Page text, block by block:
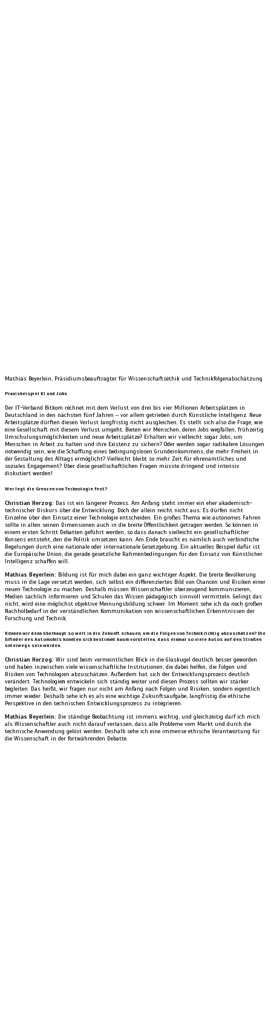
Mathias Beyerlein, Präsidiumsbeauftragter für Wissenschaftsethik und Technikfolgenabschätzung
Praxisbeispiel KI und Jobs
Der IT-Verband Bitkom rechnet mit dem Verlust von drei bis vier Millionen Arbeitsplätzen in
Deutschland in den nächsten fünf Jahren – vor allem getrieben durch Künstliche Intelligenz. Neue
Arbeitsplätze dürften diesen Verlust langfristig nicht ausgleichen. Es stellt sich also die Frage, wie
eine Gesellschaft mit diesem Verlust umgeht. Bieten wir Menschen, deren Jobs wegfallen, frühzeitig
Umschulungsmöglichkeiten und neue Arbeitsplätze? Erhalten wir vielleicht sogar Jobs, um
Menschen in Arbeit zu halten und ihre Existenz zu sichern? Oder werden sogar radikalere Lösungen
notwendig sein, wie die Schaffung eines bedingungslosen Grundeinkommens, die mehr Freiheit in
der Gestaltung des Alltags ermöglicht? Vielleicht bleibt so mehr Zeit für ehrenamtliches und
soziales Engagement? Über diese gesellschaftlichen Fragen müsste dringend und intensiv
diskutiert werden!
Wer legt die Grenzen von Technologie fest?
Christian Herzog: Das ist ein längerer Prozess. Am Anfang steht immer ein eher akademisch-
technischer Diskurs über die Entwicklung. Doch der allein reicht nicht aus. Es dürfen nicht
Einzelne über den Einsatz einer Technologie entscheiden. Ein großes Thema wie autonomes Fahren
sollte in allen seinen Dimensionen auch in die breite Öffentlichkeit getragen werden. So können in
einem ersten Schritt Debatten geführt werden, so dass danach vielleicht ein gesellschaftlicher
Konsens entsteht, den die Politik umsetzen kann. Am Ende braucht es nämlich auch verbindliche
Regelungen durch eine nationale oder internationale Gesetzgebung. Ein aktuelles Beispiel dafür ist
die Europäische Union, die gerade gesetzliche Rahmenbedingungen für den Einsatz von Künstlicher
Intelligenz schaffen will.
Mathias Beyerlein: Bildung ist für mich dabei ein ganz wichtiger Aspekt. Die breite Bevölkerung
muss in die Lage versetzt werden, sich selbst ein differenziertes Bild von Chancen und Risiken einer
neuen Technologie zu machen. Deshalb müssen Wissenschaftler überzeugend kommunizieren,
Medien sachlich informieren und Schulen das Wissen pädagogisch sinnvoll vermitteln. Gelingt das
nicht, wird eine möglichst objektive Meinungsbildung schwer. Im Moment sehe ich da noch großen
Nachholbedarf in der verständlichen Kommunikation von wissenschaftlichen Erkenntnissen der
Forschung und Technik.
Können wir denn überhaupt so weit in die Zukunft schauen, um die Folgen von Technik richtig abzuschätzen? Die
Erfinder des Automobils konnten sich bestimmt kaum vorstellen, dass einmal so viele Autos auf den Straßen
unterwegs sein würden.
Christian Herzog: Wir sind beim vermeintlichen Blick in die Glaskugel deutlich besser geworden
und haben inzwischen viele wissenschaftliche Institutionen, die dabei helfen, die Folgen und
Risiken von Technologien abzuschätzen. Außerdem hat sich der Entwicklungsprozess deutlich
verändert. Technologien entwickeln sich ständig weiter und diesen Prozess sollten wir stärker
begleiten. Das heißt, wir fragen nur nicht am Anfang nach Folgen und Risiken, sondern eigentlich
immer wieder. Deshalb sehe ich es als eine wichtige Zukunftsaufgabe, langfristig die ethische
Perspektive in den technischen Entwicklungsprozess zu integrieren.
Mathias Beyerlein: Die ständige Beobachtung ist immens wichtig, und gleichzeitig darf ich mich
als Wissenschaftler auch nicht darauf verlassen, dass alle Probleme vom Markt und durch die
technische Anwendung gelöst werden. Deshalb sehe ich eine immense ethische Verantwortung für
die Wissenschaft in der fortwährenden Debatte.